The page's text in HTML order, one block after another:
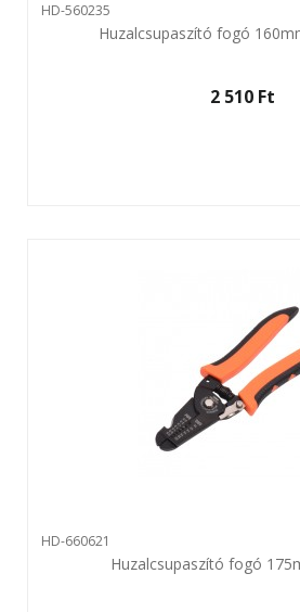
HD-560235
Huzalcsupaszító fogó
2 510 Ft‎
HD-660621
Huzalcsupaszító fogó